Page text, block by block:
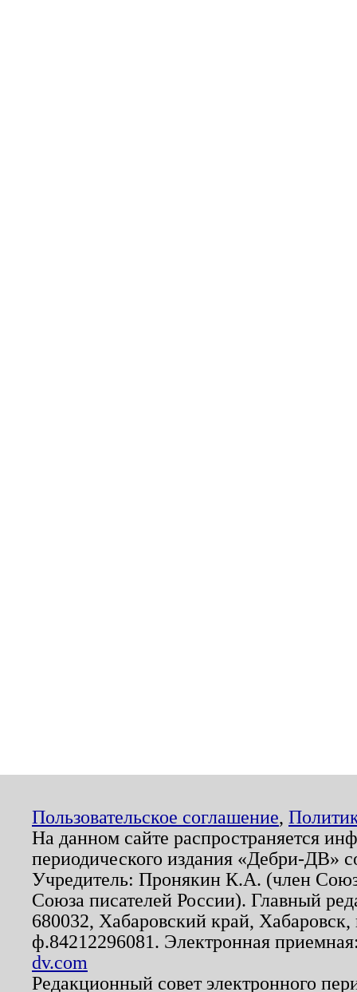
Пользовательское соглашение,
На данном сайте распространяется
периодического издания «Дебри-ДВ»
Учредитель: Пронякин К.А. (член
Союза писателей России). Главный
680032, Хабаровский край,
ф.84212296081. Электронная
dv.com
Редакционный совет электронного